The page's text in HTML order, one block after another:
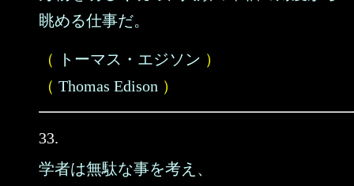
眺める仕事だ。
（ トーマス・エジソン ）
（ Thomas Edison ）
33.
学者は無駄な事を考え、